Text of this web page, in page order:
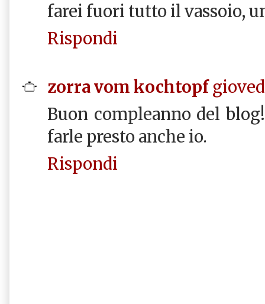
farei fuori tutto il vassoio,
Rispondi
zorra vom kochtopf
Buon compleanno del
farle presto anche io.
Rispondi